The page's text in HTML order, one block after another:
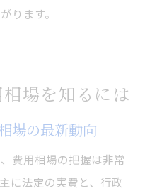
ります。
場を知るには
場の最新動向
費用相場の把握は非常
に法定の実費と、行政